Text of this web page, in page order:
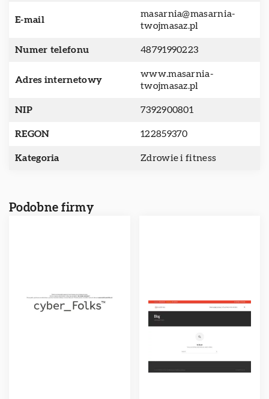
E-mail
masarnia@masarnia-
twojmasaz.pl
Numer telefonu 48791990223
Adres internetowy
www.masarnia-
twojmasaz.pl
NIP 7392900801
REGON 122859370
Kategoria Zdrowie i fitness
Podobne firmy